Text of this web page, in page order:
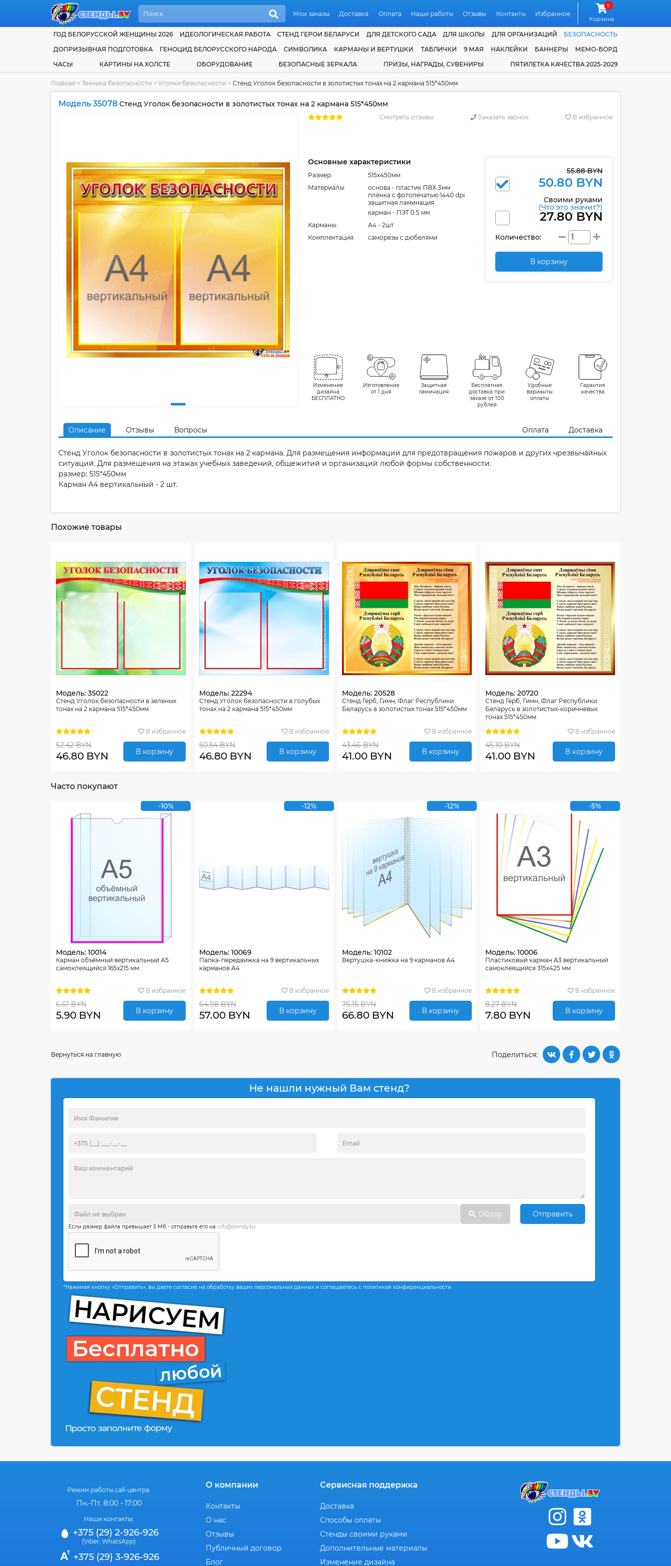
Мои заказы Доставка Оплата Наши работы Отзывы Контакты Избранное
0
Корзина
ГОД БЕЛОРУССКОЙ ЖЕНЩИНЫ 2026 ИДЕОЛОГИЧЕСКАЯ РАБОТА СТЕНД ГЕРОИ БЕЛАРУСИ ДЛЯ ДЕТСКОГО САДА ДЛЯ ШКОЛЫ ДЛЯ ОРГАНИЗАЦИЙ
БЕЗОПАСНОСТЬ
ДОПРИЗЫВНАЯ ПОДГОТОВКА
ГЕНОЦИД БЕЛОРУССКОГО НАРОДА СИМВОЛИКА КАРМАНЫ И ВЕРТУШКИ ТАБЛИЧКИ 9 МАЯ НАКЛЕЙКИ БАННЕРЫ
МЕМО-БОРД
ЧАСЫ
КАРТИНЫ НА ХОЛСТЕ ОБОРУДОВАНИЕ БЕЗОПАСНЫЕ ЗЕРКАЛА ПРИЗЫ, НАГРАДЫ, СУВЕНИРЫ ПЯТИЛЕТКА КАЧЕСТВА 2025-2029
Главная > Техника безопасности > Уголки безопасности > Стенд Уголок безопасности в золотистых тонах на 2 кармана 515*450мм
Модель 35078 Стенд Уголок безопасности в золотистых тонах на 2 кармана 515*450мм
Смотреть отзывы Заказать звонок В избранное
Основные характеристики
Размер:
515x450мм
Материалы:
основа - пластик ПВХ 3мм
плёнка с фотопечатью 1440 dpi
защитная ламинация
карман - ПЭТ 0.5 мм
Карманы:
А4 - 2шт
Комплектация:
cаморезы с дюбелями
55.88 BYN
50.80 BYN
Своими руками
(Что это значит?)
27.80 BYN
Количество:
В корзину
Изменение
дизайна
БЕСПЛАТНО
Изготовление
от 1 дня
Защитная
ламинация
Бесплатная
доставка при
заказе от 100
рублей
Удобные
варианты
оплаты
Гарантия
качества
Описание Отзывы Вопросы Оплата Доставка
Стенд Уголок безопасности в золотистых тонах на 2 кармана. Для размещения информации для предотвращения пожаров и других чрезвычайных
ситуаций. Для размещения на этажах учебных заведений, общежитий и организаций любой формы собственности.
размер: 515*450мм
Карман А4 вертикальный - 2 шт.
Похожие товары
Модель: 35022
Стенд Уголок безопасности в зеленых
тонах на 2 кармана 515*450мм
В избранное
52.42 BYN
46.80 BYN В корзину
Модель: 22294
Стенд Уголок безопасности в голубых
тонах на 2 кармана 515*450мм
В избранное
50.54 BYN
46.80 BYN В корзину
Модель: 20528
Стенд Герб, Гимн, Флаг Республики
Беларусь в золотистых тонах 515*450мм
В избранное
43.46 BYN
41.00 BYN В корзину
Модель: 20720
Стенд Герб, Гимн, Флаг Республики
Беларусь в золотистых-коричневых
тонах 515*450мм
В избранное
45.10 BYN
41.00 BYN В корзину
Часто покупают
-10%
Модель: 10014
Карман объёмный вертикальный А5
самоклеящийся 165х215 мм
В избранное
6.61 BYN
5.90 BYN В корзину
-12%
Модель: 10069
Папка-передвижка на 9 вертикальных
карманов А4
В избранное
64.98 BYN
57.00 BYN В корзину
-12%
Модель: 10102
Вертушка-книжка на 9 карманов А4
В избранное
76.15 BYN
66.80 BYN В корзину
-5%
Модель: 10006
Пластиковый карман А3 вертикальный
самоклеящийся 315х425 мм
В избранное
8.27 BYN
7.80 BYN В корзину
Поделиться:
Вернуться на главную
Не нашли нужный Вам стенд?
Обзор Отправить
Если размер файла превышает 5 Мб - отправьте его на info@stendy.by
*Нажимая кнопку «Отправить», вы даете согласие на обработку ваших персональных данных и соглашаетесь с политикой конфиденциальности
Режим работы call-центра:
Пн.-Пт. 8:00 - 17:00
Наши контакты:
+375 (29) 2-926-926
(Viber, WhatsApp)
+375 (29) 3-926-926
О компании
Контакты
О нас
Отзывы
Публичный договор
Блог
Сервисная поддержка
Доставка
Способы оплаты
Стенды своими руками
Дополнительные материалы
Изменение дизайна